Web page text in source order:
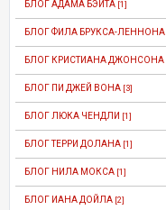
БЛОГ АДАМА БЭЙТА [1]
БЛОГ ФИЛА БРУКСА-ЛЕННОНА
БЛОГ КРИСТИАНА ДЖОНСОНА
БЛОГ ПИ ДЖЕЙ ВОНА [3]
БЛОГ ЛЮКА ЧЕНДЛИ [1]
БЛОГ ТЕРРИ ДОЛАНА [1]
БЛОГ НИЛА МОКСА [1]
БЛОГ ИАНА ДОЙЛА [2]